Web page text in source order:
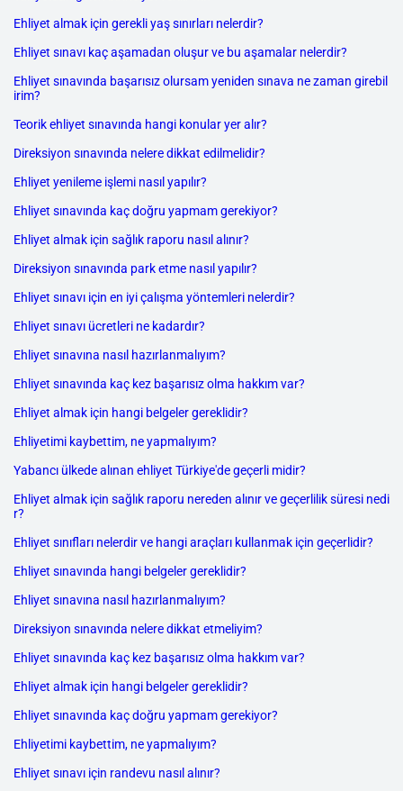
Ehliyet almak için gerekli yaş sınırları nelerdir?
Ehliyet sınavı kaç aşamadan oluşur ve bu aşamalar nelerdir?
Ehliyet sınavında başarısız olursam yeniden sınava ne zaman girebil
irim?
Teorik ehliyet sınavında hangi konular yer alır?
Direksiyon sınavında nelere dikkat edilmelidir?
Ehliyet yenileme işlemi nasıl yapılır?
Ehliyet sınavında kaç doğru yapmam gerekiyor?
Ehliyet almak için sağlık raporu nasıl alınır?
Direksiyon sınavında park etme nasıl yapılır?
Ehliyet sınavı için en iyi çalışma yöntemleri nelerdir?
Ehliyet sınavı ücretleri ne kadardır?
Ehliyet sınavına nasıl hazırlanmalıyım?
Ehliyet sınavında kaç kez başarısız olma hakkım var?
Ehliyet almak için hangi belgeler gereklidir?
Ehliyetimi kaybettim, ne yapmalıyım?
Yabancı ülkede alınan ehliyet Türkiye'de geçerli midir?
Ehliyet almak için sağlık raporu nereden alınır ve geçerlilik süresi nedi
r?
Ehliyet sınıfları nelerdir ve hangi araçları kullanmak için geçerlidir?
Ehliyet sınavında hangi belgeler gereklidir?
Ehliyet sınavına nasıl hazırlanmalıyım?
Direksiyon sınavında nelere dikkat etmeliyim?
Ehliyet sınavında kaç kez başarısız olma hakkım var?
Ehliyet almak için hangi belgeler gereklidir?
Ehliyet sınavında kaç doğru yapmam gerekiyor?
Ehliyetimi kaybettim, ne yapmalıyım?
Ehliyet sınavı için randevu nasıl alınır?